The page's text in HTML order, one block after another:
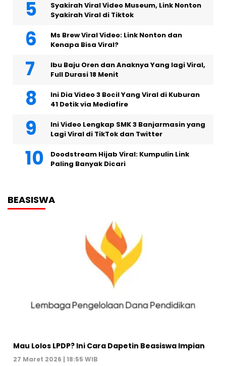
Syakirah Viral Video Museum, Link Nonton
Syakirah Viral di Tiktok
Ms Brew Viral Video: Link Nonton dan
Kenapa Bisa Viral?
Ibu Baju Oren dan Anaknya Yang lagi Viral,
Full Durasi 18 Menit
Ini Dia Video 3 Bocil Yang Viral di Kuburan
41 Detik via Mediafire
Ini Video Lengkap SMK 3 Banjarmasin yang
Lagi Viral di TikTok dan Twitter
Doodstream Hijab Viral: Kumpulin Link
Paling Banyak Dicari
BEASISWA
Mau Lolos LPDP? Ini Cara Dapetin Beasiswa Impian
27 Maret 2026 | 18:55 WIB